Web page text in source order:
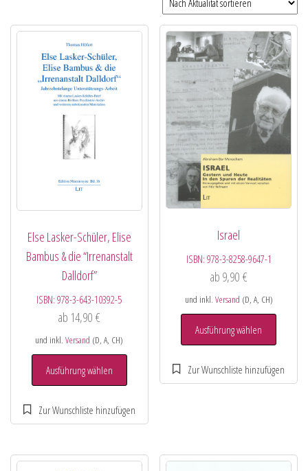
Else Lasker-Schüler, Elise
Bambus & die “Irrenanstalt
Dalldorf”
ISBN:978-3-643-10392-5
ab 14,90€
und inkl.Versand (D, A, CH)
Ausführung wählen
Israel
ISBN: 978-3-8258-9647-1
ab 9,90€
und inkl. Versand (D, A, CH)
Ausführung wählen